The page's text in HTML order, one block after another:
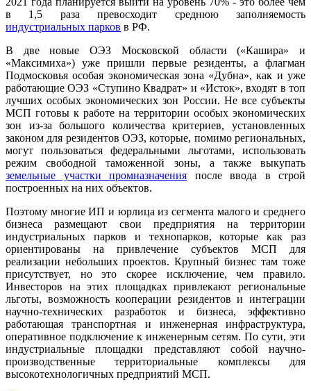
в 1,5 раза превосходит среднюю заполняемость
индустриальных парков в РФ.
В две новые ОЭЗ Московской области («Кашира» и
«Максимиха») уже пришли первые резиденты, а флагман
Подмосковья особая экономическая зона «Дубна», как и уже
работающие ОЭЗ «Ступино Квадрат» и «Исток», входят в топ
лучших особых экономических зон России. Не все субъекты
МСП готовы к работе на территории особых экономических
зон из-за большого количества критериев, установленных
законом для резидентов ОЭЗ, которые, помимо региональных,
могут пользоваться федеральными льготами, использовать
режим свободной таможенной зоны, а также выкупать
земельные участки промназначения после ввода в строй
построенных на них объектов.
Поэтому многие ИП и юрлица из сегмента малого и среднего
бизнеса размещают свои предприятия на территории
индустриальных парков и технопарков, которые как раз
ориентированы на привлечение субъектов МСП для
реализации небольших проектов. Крупный бизнес там тоже
присутствует, но это скорее исключение, чем правило.
Инвесторов на этих площадках привлекают региональные
льготы, возможность кооперации резидентов и интеграции
научно-технических разработок и бизнеса, эффективно
работающая транспортная и инженерная инфраструктура,
оперативное подключение к инженерным сетям. По сути, эти
индустриальные площадки представляют собой научно-
производственные территориальные комплексы для
высокотехнологичных предприятий МСП.